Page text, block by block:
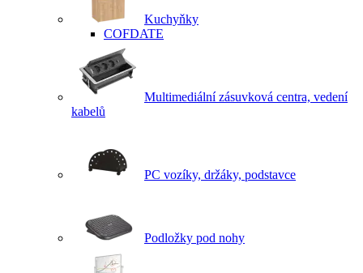
Kuchyňky
COFDATE
Multimediální zásuvková centra, vedení
kabelů
PC vozíky, držáky, podstavce
Podložky pod nohy